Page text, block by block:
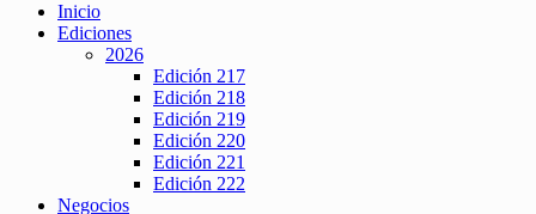
Inicio
Ediciones
2026
Edición 217
Edición 218
Edición 219
Edición 220
Edición 221
Edición 222
Negocios